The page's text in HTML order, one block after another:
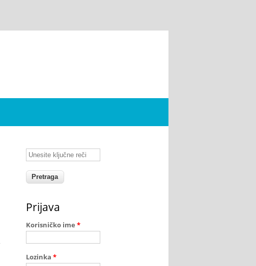
Unesite ključne reči
Prijava
Korisničko ime *
Lozinka *